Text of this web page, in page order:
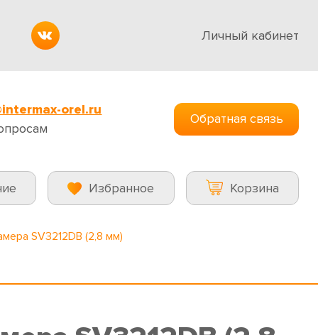
Личный кабинет
orel.ru
Обратная связь
Избранное Корзина
SV3212DB (2,8 мм)